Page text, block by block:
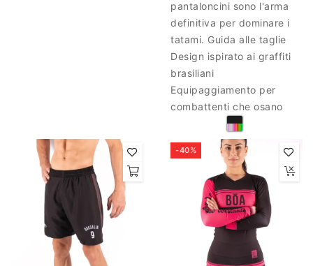
pantaloncini sono l'arma
definitiva per dominare i
tatami. Guida alle taglie
Design ispirato ai graffiti
brasiliani
Equipaggiamento per
combattenti che osano
-40%